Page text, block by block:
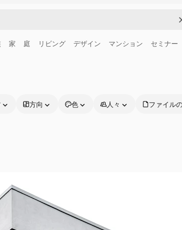
家 庭 リビング デザイン マンション セミナー
方向 色 人々 ファイル
はじめに